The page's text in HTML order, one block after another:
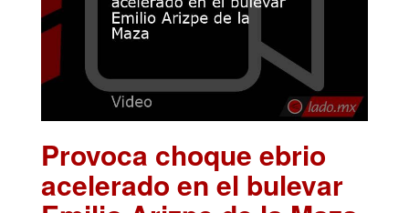
Provoca choque ebrio
acelerado en el bulevar